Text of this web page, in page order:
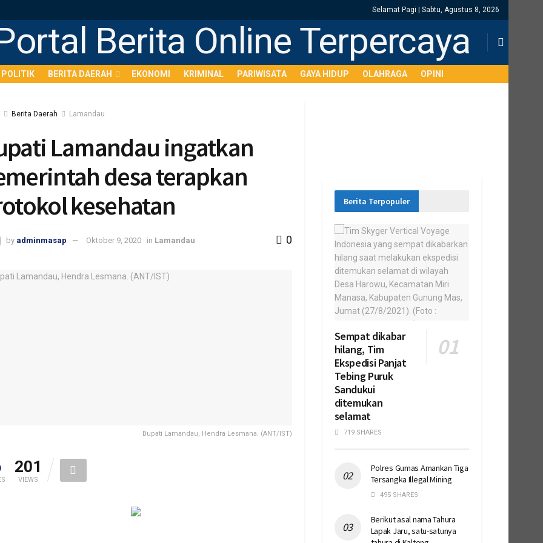
Selamat Pagi | Sabtu, Agustus 8, 2026
POLITIK BERITA DAERAH EKONOMI KRIMINAL PARIWISATA GAYA HIDUP OLAHRAGA OPINI
Berita Daerah Lamandau
Lamandau ingatkan
desa terapkan
kesehatan
by adminmasap Oktober 9, 2020 in Lamandau 0
Bupati Lamandau, Hendra Lesmana. (ANT/IST)
201
VIEWS
Berita Terpopuler
Sempat dikabar
hilang, Tim
Ekspedisi Panjat
Tebing Puruk
Sandukui
ditemukan
selamat
719 SHARES
Polres Gumas Amankan Tiga
Tersangka Illegal Mining
495 SHARES
Berikut asal nama Tahura
Lapak Jaru, satu-satunya